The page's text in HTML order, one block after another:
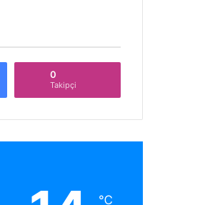
0
Takipçi
℃